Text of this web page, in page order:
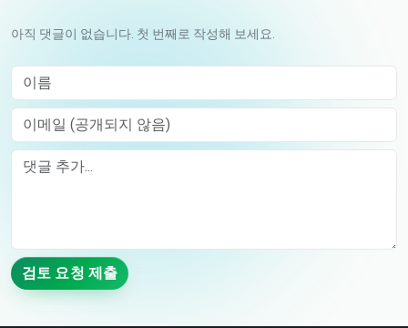
아직 댓글이 없습니다. 첫 번째로 작성해 보세요.
이름
이메일 (공개되지 않음)
Comment
검토 요청 제출